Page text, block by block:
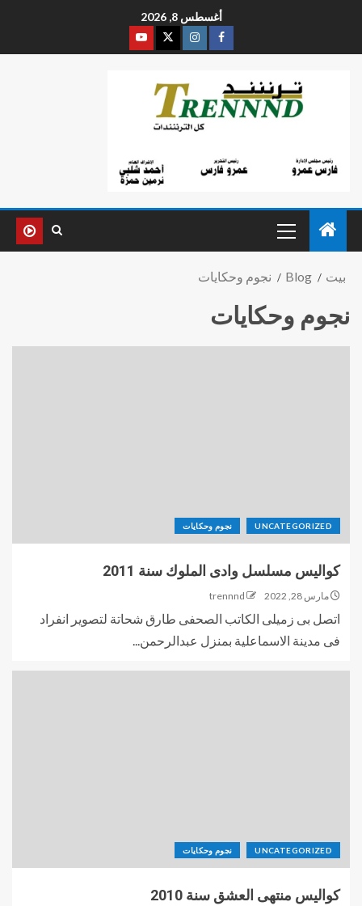
أغسطس 8, 2026
بيت Blog نجوم وحكايات
نجوم وحكايات
UNCATEGORIZED نجوم وحكايات
كواليس مسلسل وادى الملوك سنة 2011
مارس 28, 2022 trennnd
اتصل بى زميلى الكاتب الصحفى طارق شحاتة لتصوير انفراد
فى مدينة الاسماعلية بمنزل عبدالرحمن...
UNCATEGORIZED نجوم وحكايات
كواليس منتهى العشق سنة 2010